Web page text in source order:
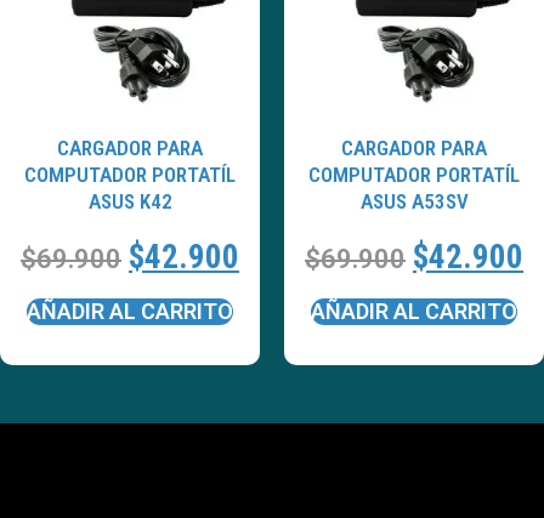
CARGADOR PARA
COMPUTADOR PORTATÍL
ASUS K42
$69.900 $42.900
AÑADIR AL CARRITO
CARGADOR PARA
COMPUTADOR PORTATÍL
ASUS A53SV
$69.900 $42.900
AÑADIR AL CARRITO